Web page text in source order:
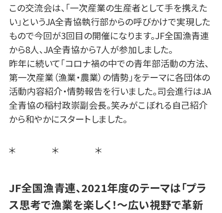
この交流会は、「一次産業の生産者として手を携えた
い」というJA全青協執行部からの呼びかけで実現した
もので今回が3回目の開催になります。JF全国漁青連
から8人、JA全青協から7人が参加しました。
昨年に続いて「コロナ禍の中での青年部活動の方法、
第一次産業（漁業・農業）の情勢」をテーマに各団体の
活動内容紹介・情勢報告を行いました。司会進行はJA
全青協の稲村政崇副会長。笑みがこぼれる自己紹介
から和やかにスタートしました。
＊ ＊ ＊
JF全国漁青連、2021年度のテーマは「プラ
ス思考で漁業を楽しく！～広い視野で革新